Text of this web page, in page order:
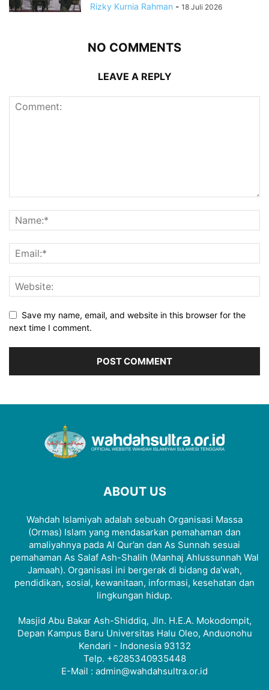
Rizky Kurnia Rahman - 18 Juli 2026
NO COMMENTS
LEAVE A REPLY
Save my name, email, and website in this browser for the
next time I comment.
ABOUT US
Wahdah Islamiyah adalah sebuah Organisasi Massa
(Ormas) Islam yang mendasarkan pemahaman dan
amaliyahnya pada Al Qur’an dan As Sunnah sesuai
pemahaman As Salaf Ash-Shalih (Manhaj Ahlussunnah Wal
Jamaah). Organisasi ini bergerak di bidang da’wah,
pendidikan, sosial, kewanitaan, informasi, kesehatan dan
lingkungan hidup.
Masjid Abu Bakar Ash-Shiddiq, Jln. H.E.A. Mokodompit,
Depan Kampus Baru Universitas Halu Oleo, Anduonohu
Kendari - Indonesia 93132
Telp. +6285340935448
E-Mail : admin@wahdahsultra.or.id